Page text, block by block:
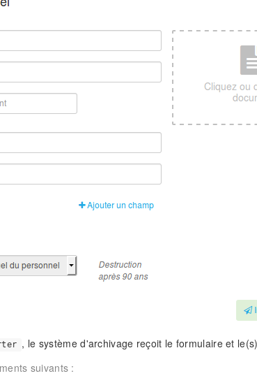
, le système d'archivage reçoit le formulaire et
suivants :